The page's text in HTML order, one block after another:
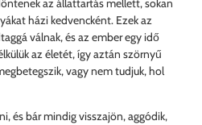
az állattartás mellett, sokan
házi kedvencként. Ezek az
válnak, és az ember egy idő
az életét, így aztán szörnyű
vagy nem tudjuk, hol
és bár mindig visszajön, aggódik,